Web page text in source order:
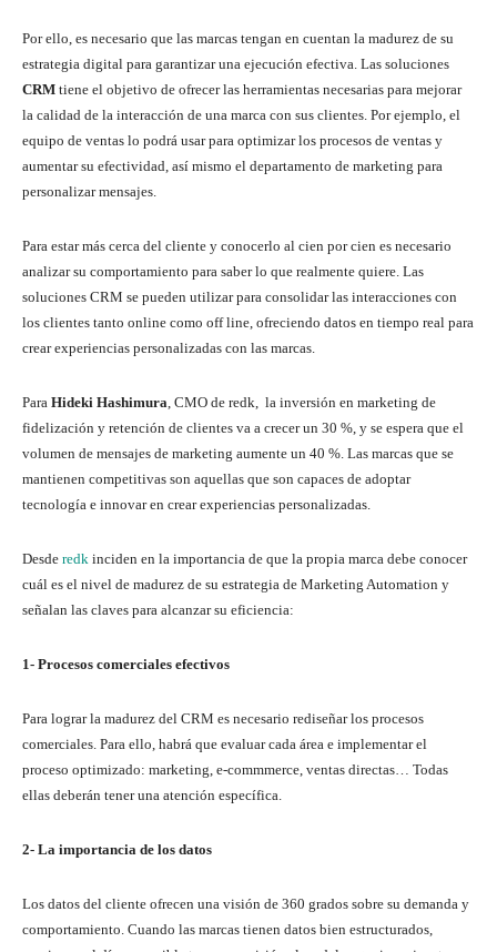
Por ello, es necesario que las marcas tengan en cuentan la madurez de su
estrategia digital para garantizar una ejecución efectiva. Las soluciones
CRM tiene el objetivo de ofrecer las herramientas necesarias para mejorar
la calidad de la interacción de una marca con sus clientes. Por ejemplo, el
equipo de ventas lo podrá usar para optimizar los procesos de ventas y
aumentar su efectividad, así mismo el departamento de marketing para
personalizar mensajes.
Para estar más cerca del cliente y conocerlo al cien por cien es necesario
analizar su comportamiento para saber lo que realmente quiere. Las
soluciones CRM se pueden utilizar para consolidar las interacciones con
los clientes tanto online como off line, ofreciendo datos en tiempo real para
crear experiencias personalizadas con las marcas.
Para Hideki Hashimura , CMO de redk, la inversión en marketing de
fidelización y retención de clientes va a crecer un 30 %, y se espera que el
volumen de mensajes de marketing aumente un 40 %. Las marcas que se
mantienen competitivas son aquellas que son capaces de adoptar
tecnología e innovar en crear experiencias personalizadas.
Desde redk inciden en la importancia de que la propia marca debe conocer
cuál es el nivel de madurez de su estrategia de Marketing Automation y
señalan las claves para alcanzar su eficiencia:
1- Procesos comerciales efectivos
Para lograr la madurez del CRM es necesario rediseñar los procesos
comerciales. Para ello, habrá que evaluar cada área e implementar el
proceso optimizado: marketing, e-commmerce, ventas directas… Todas
ellas deberán tener una atención específica.
2- La importancia de los datos
Los datos del cliente ofrecen una visión de 360 grados sobre su demanda y
comportamiento. Cuando las marcas tienen datos bien estructurados,